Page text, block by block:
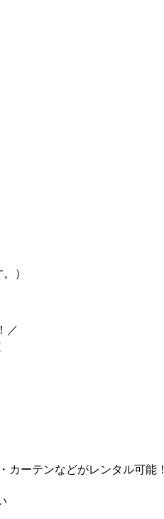
）
／
カーテンなどがレンタル可能！